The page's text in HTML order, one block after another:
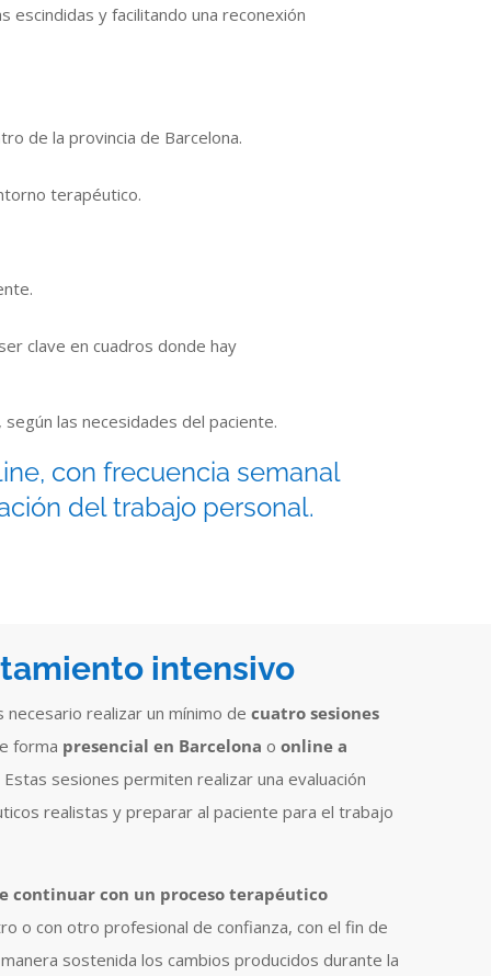
y facilitando una reconexión
de la provincia de Barcelona.
terapéutico.
clave en cuadros donde hay
las necesidades del paciente.
con frecuencia semanal
del trabajo personal.
intensivo
realizar un mínimo de cuatro sesiones
forma presencial en Barcelona o online a
Estas sesiones permiten realizar una evaluación
realistas y preparar al paciente para el trabajo
continuar con un proceso terapéutico
o con otro profesional de confianza, con el fin de
sostenida los cambios producidos durante la